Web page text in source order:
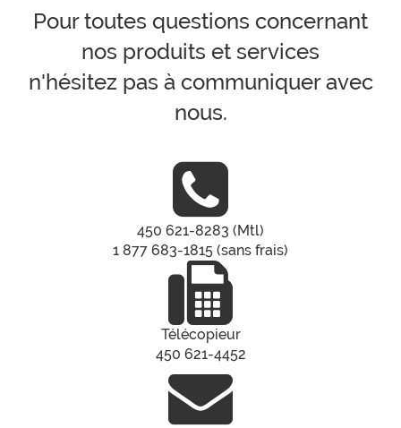
Pour toutes questions concernant
nos produits et services
n'hésitez pas à communiquer avec
nous.
450 621-8283 (Mtl)
1 877 683-1815 (sans frais)
Télécopieur
450 621-4452